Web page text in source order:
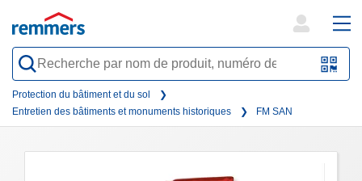
QR-
search
form
Protection du bâtiment et du sol
Entretien des bâtiments et monuments historiques
FM SAN